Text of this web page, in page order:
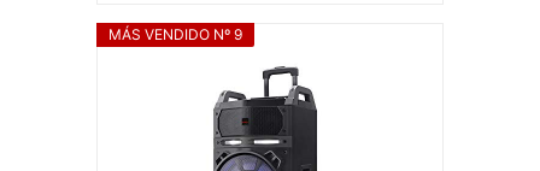
MÁS VENDIDO Nº 9